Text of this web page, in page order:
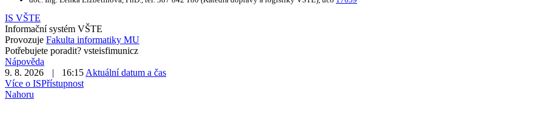
IS VŠTE
Informační systém VŠTE
Provozuje Fakulta informatiky MU
Potřebujete poradit? vsteisfimunicz
Nápověda
9. 8. 2026
| 16:15 Aktuální datum a čas
Více o ISPřístupnost
Nahoru